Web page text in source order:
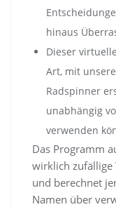
hinaus
Dieser
Art, mit
Radspinner
unabhängig
verwenden
Das Programm
wirklich zufällige
und berechnet
Namen über